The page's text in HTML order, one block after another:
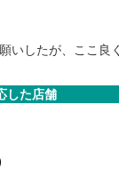
いしたが、ここ良
した店舗